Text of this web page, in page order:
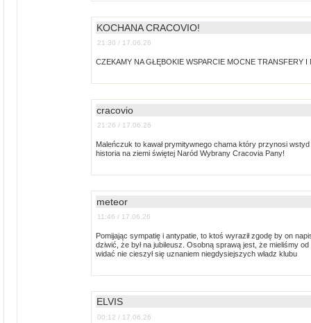
KOCHANA CRACOVIO!
21:30 / 17.06.26
CZEKAMY NA GŁĘBOKIE WSPARCIE MOCNE TRANSFERY
cracovio
21:26 / 17.06.26
Maleńczuk to kawał prymitywnego chama który przynosi
historia na ziemi świętej Naród Wybrany Cracovia Pany!
meteor
11:46 / 17.06.26
Pomijając sympatię i antypatie, to ktoś wyraził zgodę by on
dziwić, że był na jubileusz. Osobną sprawą jest, że mieliśmy
widać nie cieszył się uznaniem niegdysiejszych władz klubu
ELVIS
00:12 / 17.06.26